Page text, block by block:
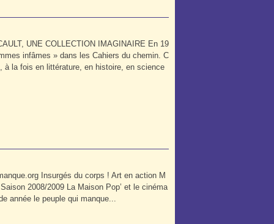
UNE COLLECTION IMAGINAIRE En 19
infâmes » dans les Cahiers du chemin. C
la fois en littérature, en histoire, en science
Insurgés du corps ! Art en action M
2008/2009 La Maison Pop’ et le cinéma
année le peuple qui manque...